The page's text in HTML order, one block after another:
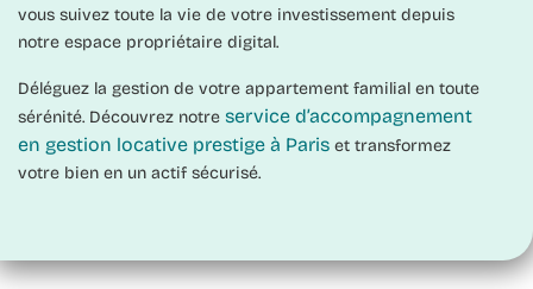
vous suivez toute la vie de votre investissement depuis
notre espace propriétaire digital.
Déléguez la gestion de votre appartement familial en toute
sérénité. Découvrez notre service d’accompagnement
en gestion locative prestige à Paris et transformez
votre bien en un actif sécurisé.